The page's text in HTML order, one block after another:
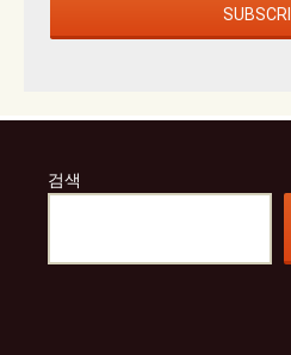
검색